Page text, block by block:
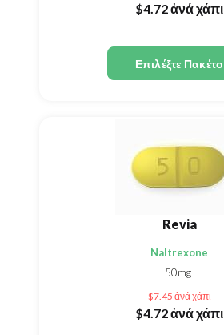
$4.72ἀνά χάπι
Επιλέξτε Πακέτο
Revia
Naltrexone
50mg
$7.45ἀνά χάπι
$4.72ἀνά χάπι